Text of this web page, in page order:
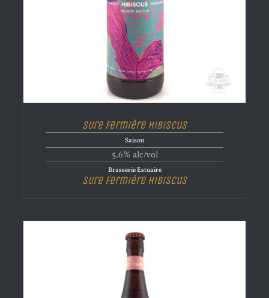
Sure Fermière Hibiscus
Saison
5.6% alc/vol
Brasserie Estuaire
Sure Fermière Hibiscus